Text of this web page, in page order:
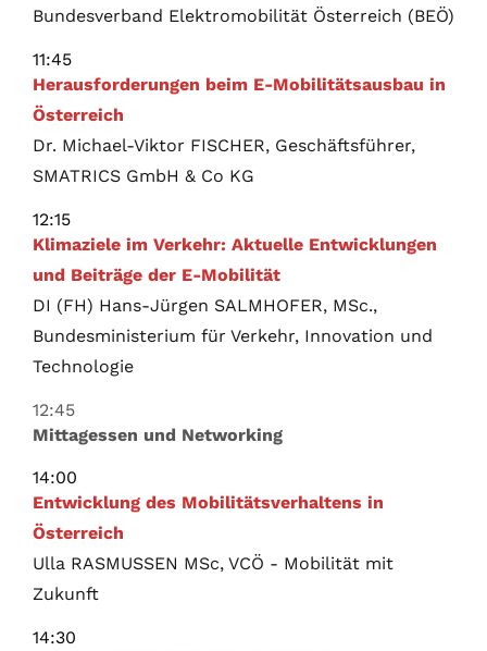
Bundesverband Elektromobilität Österreich (BEÖ)
11:45
Herausforderungen beim E-Mobilitätsausbau in
Österreich
Dr. Michael-Viktor FISCHER, Geschäftsführer,
SMATRICS GmbH & Co KG
12:15
Klimaziele im Verkehr: Aktuelle Entwicklungen
und Beiträge der E-Mobilität
DI (FH) Hans-Jürgen SALMHOFER, MSc.,
Bundesministerium für Verkehr, Innovation und
Technologie
12:45
Mittagessen und Networking
14:00
Entwicklung des Mobilitätsverhaltens in
Österreich
Ulla RASMUSSEN MSc, VCÖ - Mobilität mit
Zukunft
14:30